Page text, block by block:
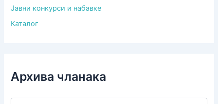
Јавни конкурси и набавке
Каталог
Архива чланака
А